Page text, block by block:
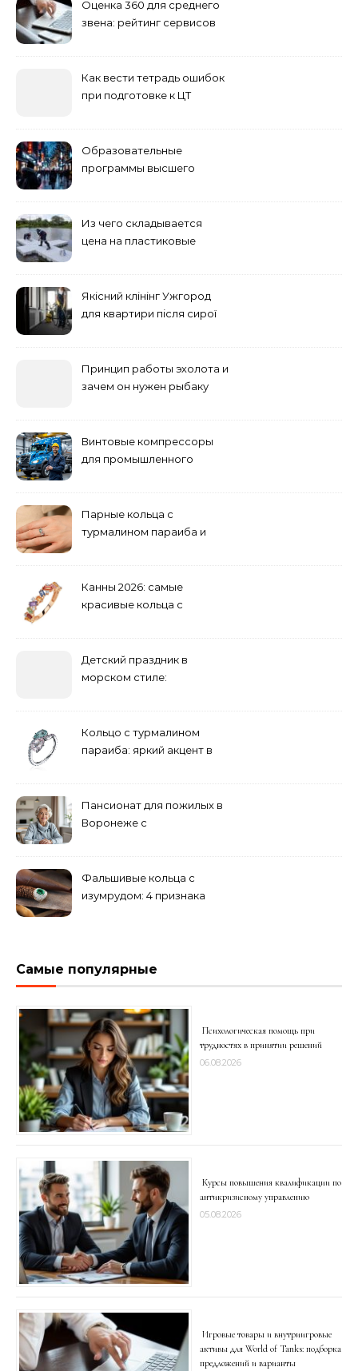
Оценка 360 для среднего
звена: рейтинг сервисов
Как вести тетрадь ошибок
при подготовке к ЦТ
Образовательные
программы высшего
Из чего складывается
цена на пластиковые
Якісний клінінг Ужгород
для квартири після сирої
Принцип работы эхолота и
зачем он нужен рыбаку
Винтовые компрессоры
для промышленного
Парные кольца с
турмалином параиба и
Канны 2026: самые
красивые кольца с
Детский праздник в
морском стиле:
Кольцо с турмалином
параиба: яркий акцент в
Пансионат для пожилых в
Воронеже с
Фальшивые кольца с
изумрудом: 4 признака
Самые популярные
Психологическая помощь при
трудностях в принятии решений
06.08.2026
Курсы повышения квалификации по
антикризисному управлению
05.08.2026
Игровые товары и внутриигровые
активы для World of Tanks: подборка
предложений и варианты